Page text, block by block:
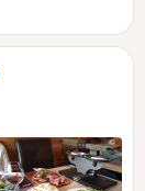
le vallon de
le Lac du
du
de la